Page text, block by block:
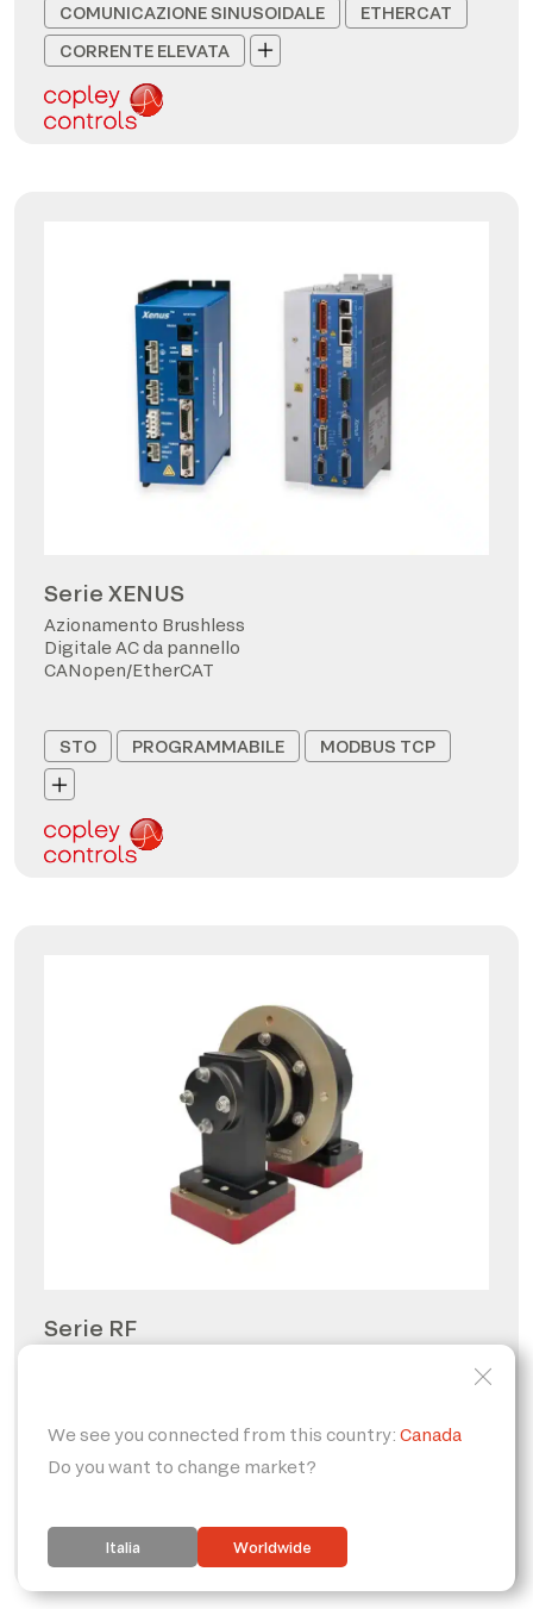
COMUNICAZIONE SINUSOIDALE
ETHERCAT
CORRENTE ELEVATA
Serie XENUS
Azionamento Brushless
Digitale AC da pannello
CANopen/EtherCAT
STO PROGRAMMABILE MODBUS TCP
Serie RF
PERSONALIZZABILE
IP65